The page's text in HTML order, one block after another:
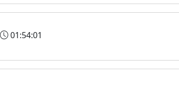
01:54:01